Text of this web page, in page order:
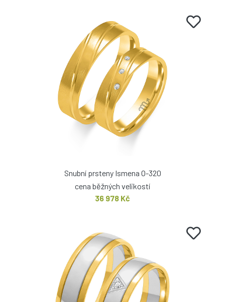
Snubní prsteny Ismena O-320
cena běžných velikostí
36 978 Kč